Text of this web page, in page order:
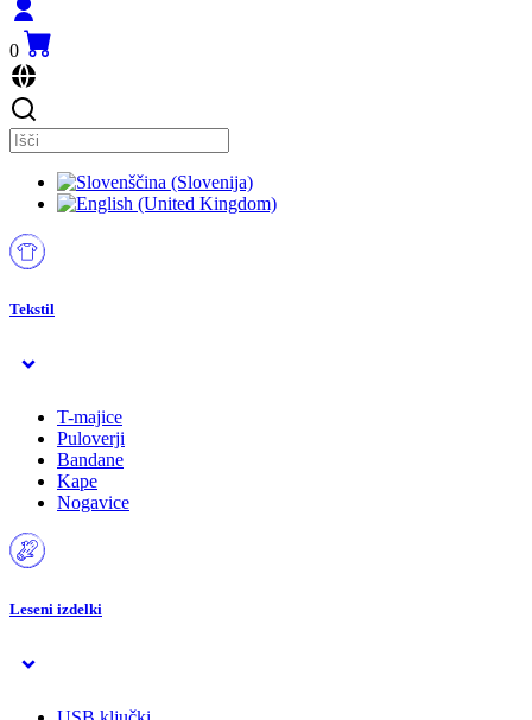
0
Tekstil
T-majice
Puloverji
Bandane
Kape
Nogavice
Leseni izdelki